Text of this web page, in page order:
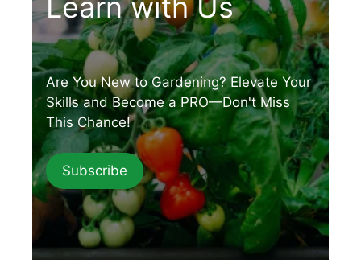
Are You New to Gardening? Elevate Your
Skills and Become a PRO—Don't Miss
This Chance!
Subscribe